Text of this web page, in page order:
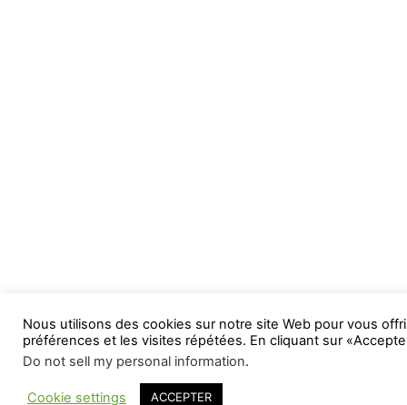
Nous utilisons des cookies sur notre site Web pour vous
préférences et les visites répétées. En cliquant sur
Do not sell my personal information.
Cookie settings ACCEPTER